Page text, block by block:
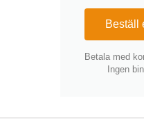
Beställ
Betala med
Ingen